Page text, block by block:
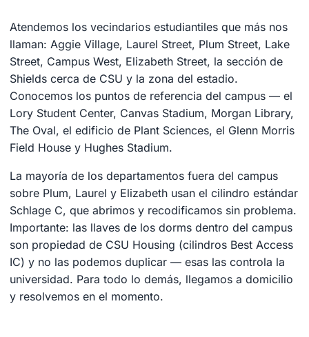
Atendemos los vecindarios estudiantiles que más nos
llaman: Aggie Village, Laurel Street, Plum Street, Lake
Street, Campus West, Elizabeth Street, la sección de
Shields cerca de CSU y la zona del estadio.
Conocemos los puntos de referencia del campus — el
Lory Student Center, Canvas Stadium, Morgan Library,
The Oval, el edificio de Plant Sciences, el Glenn Morris
Field House y Hughes Stadium.
La mayoría de los departamentos fuera del campus
sobre Plum, Laurel y Elizabeth usan el cilindro estándar
Schlage C, que abrimos y recodificamos sin problema.
Importante: las llaves de los dorms dentro del campus
son propiedad de CSU Housing (cilindros Best Access
IC) y no las podemos duplicar — esas las controla la
universidad. Para todo lo demás, llegamos a domicilio
y resolvemos en el momento.